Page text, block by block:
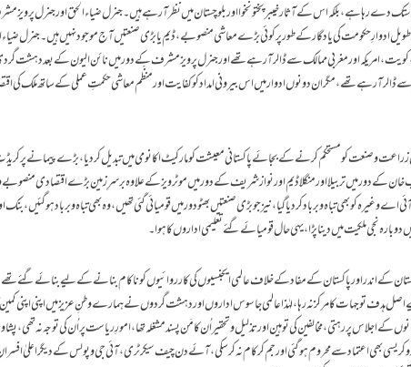
دے رہا ہے، بلکہ اس کے آثار خیبرپختونخوا اور بلوچستان میں نظر آرہے ہیں ۔جنرل ضیاء الحق اور جنرل
طویل ادوارِ حکومت کی یادگار کے طور پر کوئی بڑے معاشی منصوبے،ڈیم یا بڑی صنعتیں آج موجود نہیں ہیں۔جنرل
کویت ، امریکہ اور مغربی ممالک سے ڈالر آرہے تھے اور جنرل پرویز مشرف کے دور میں نائن الیون کے بعد دہشت
ڈالرآرہے تھے ،مگران دونوں ادوار میں اس بیرونی امداد کوکفایت اور منظّم معاشی حکمتِ عملی کے ساتھ ملک کی
وصنعت کو مستحکم کرنے کے بجائے پاکستانی معیشت کو مارکیٹ اکانومی میں تبدیل کردیا، بڑے پیمانے پر
کے دور میں تربیلا اور منگلا ڈیم اور نواز شریف کے دور میں موٹرویز کے علاوہ برسرِ زمین بڑے اقتصادی منصوبے
کو بھی تباہ وبرباد کردیا گیا ، نیز جو بڑی صنعتیں بھٹو دور میں قومیائی گئی تھیں، وہ بھی تباہ وبرباد ہوگئیں ، بنک
نجی ملکیت میں دینا پڑا ، یہی حال قومیائے گئے تعلیمی اداروں کا ہوا۔
کے اندر اور پاکستان کے مفادکے خلاف عالمی ایجنسیوں کی کارروائیوں کوناکام بنانے کے لیے بنائے گئے تھے
ہدف توجہات کا مرکز نہ رہا،لہٰذاعالمی جاسوس اداروں اور دہشت گردوں نے ہمارے وطنِ عزیز میں اپنی اپنی کمین
پر رہتی ،مخالفین کی توہین اور تذلیل وتحقیر اُن کا مَن پسند مشغلہ تھا، امورِ ریاست پر اُن کی توجہ نہ تھی
بھی اعتماد سے محروم ہوگئی اورجم کر کام نہ کرسکی، آئے دن چیف سیکرٹری ،آئی جی وپولس کے دیگر اعلیٰ